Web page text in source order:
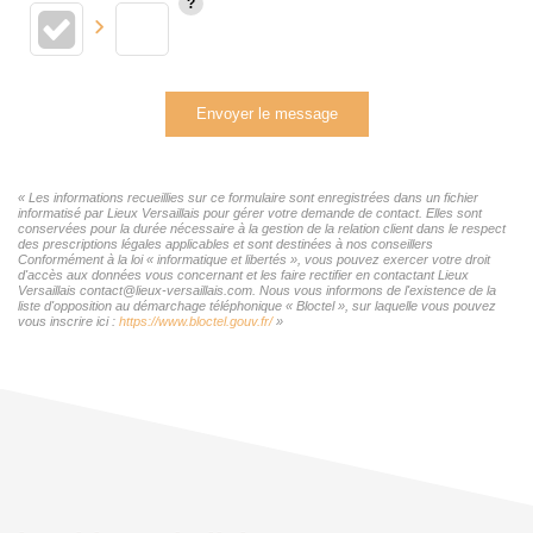
Envoyer le message
« Les informations recueillies sur ce formulaire sont enregistrées dans un fichier
informatisé par Lieux Versaillais pour gérer votre demande de contact. Elles sont
conservées pour la durée nécessaire à la gestion de la relation client dans le respect
des prescriptions légales applicables et sont destinées à nos conseillers
Conformément à la loi « informatique et libertés », vous pouvez exercer votre droit
d'accès aux données vous concernant et les faire rectifier en contactant Lieux
Versaillais contact@lieux-versaillais.com. Nous vous informons de l'existence de la
liste d'opposition au démarchage téléphonique « Bloctel », sur laquelle vous pouvez
vous inscrire ici : https://www.bloctel.gouv.fr/»